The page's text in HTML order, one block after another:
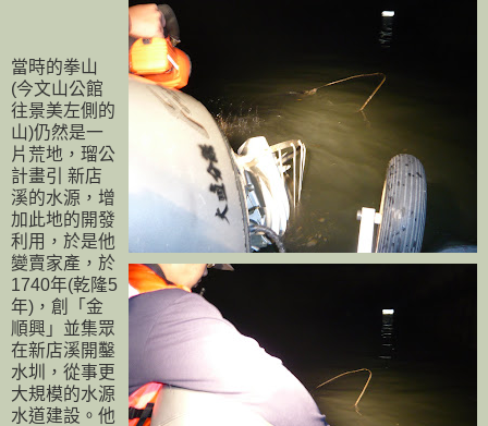
當時的拳山
(今文山公館
往景美左側的
山)仍然是一
片荒地，瑠公
計畫引 新店
溪的水源，增
加此地的開發
利用，於是他
變賣家產，於
1740年(乾隆5
年)，創「金
順興」並集眾
在新店溪開鑿
水圳，從事更
大規模的水源
水道建設。他